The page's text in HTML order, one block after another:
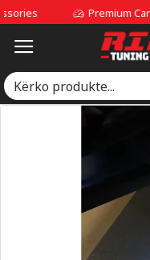
Premium Car